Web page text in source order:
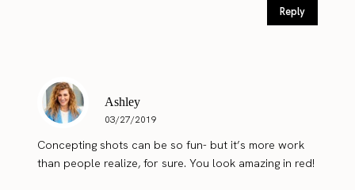
Reply
Ashley
03/27/2019
Concepting shots can be so fun- but it’s more work
than people realize, for sure. You look amazing in red!